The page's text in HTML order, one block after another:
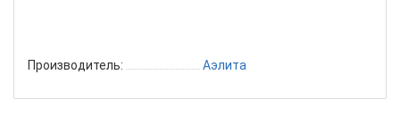
Производитель: Аэлита